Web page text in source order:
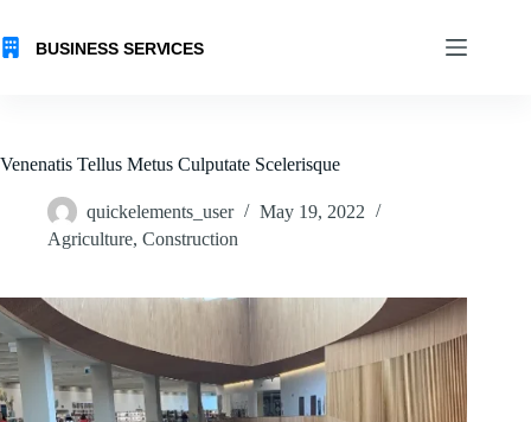
content
Venenatis Tellus Metus Culputate Scelerisque
quickelements_user
May 19, 2022
Agriculture, Construction